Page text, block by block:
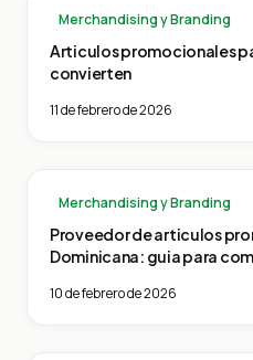
Merchandising y Branding
Articulos promocionales
convierten
11 de febrero de 2026
Merchandising y Branding
Proveedor de articulos
Dominicana: guia para
10 de febrero de 2026